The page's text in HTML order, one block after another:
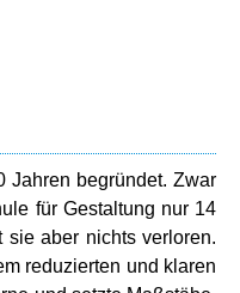
Jahren begründet. Zwar
für Gestaltung nur 14
aber nichts verloren.
reduzierten und klaren